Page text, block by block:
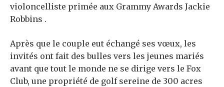
violoncelliste primée aux Grammy Awards Jackie
Robbins .
Après que le couple eut échangé ses vœux, les
invités ont fait des bulles vers les jeunes mariés
avant que tout le monde ne se dirige vers le Fox
Club, une propriété de golf sereine de 300 acres